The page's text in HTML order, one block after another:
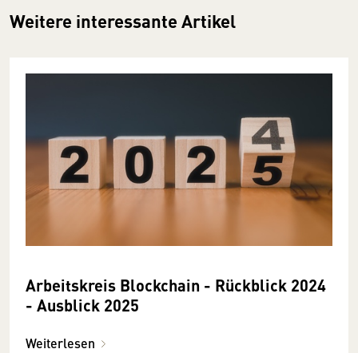
Weitere interessante Artikel
Arbeitskreis Blockchain - Rückblick 2024
- Ausblick 2025
Weiterlesen